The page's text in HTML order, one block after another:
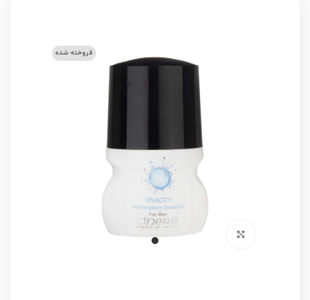
فروخته شده
برای بزرگنمایی کلیک کنید